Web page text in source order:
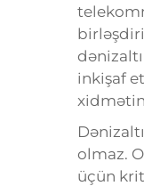
inkişaf
xidmətin
olmaz.
üçün